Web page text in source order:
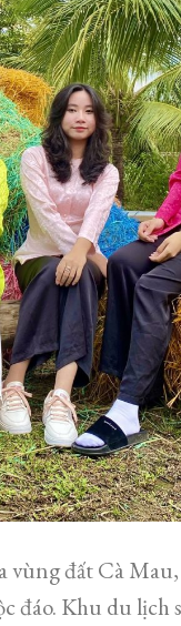
đất Cà
đáo. Khu du lịch